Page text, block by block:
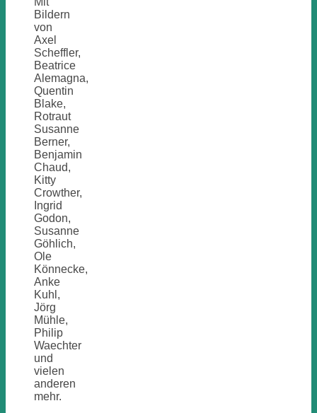
Bildern
von
Axel
Scheffler,
Beatrice
Alemagna,
Quentin
Blake,
Rotraut
Susanne
Berner,
Benjamin
Chaud,
Kitty
Crowther,
Ingrid
Godon,
Susanne
Göhlich,
Ole
Könnecke,
Anke
Kuhl,
Jörg
Mühle,
Philip
Waechter
und
vielen
anderen
mehr.